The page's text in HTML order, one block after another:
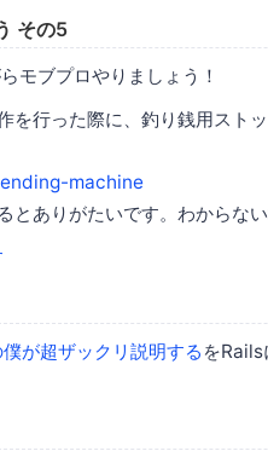
その5
モブプロやりましょう！
行った際に、釣り銭用スト
machine
ありがたいです。わからない
が超ザックリ説明する をRails